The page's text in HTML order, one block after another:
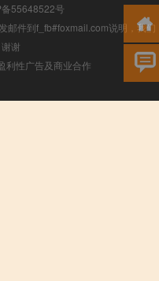
55648522号
邮件到f_fb#foxmail.com说明，我们
谢
利性广告及商业合作